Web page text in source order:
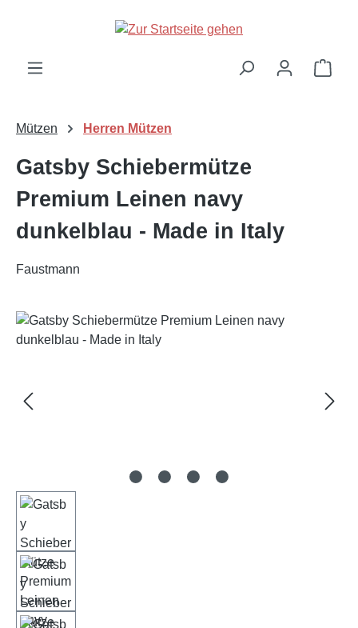
Zum Hauptinhalt springen
Mützen Herren Mützen
Gatsby Schiebermütze
Premium Leinen navy
dunkelblau - Made in Italy
Faustmann
Bildergalerie überspringen